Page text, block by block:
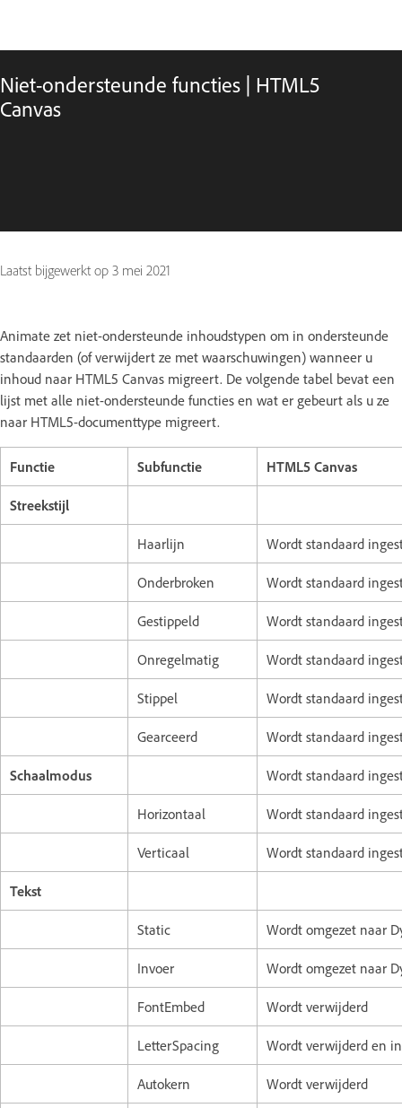
Niet-ondersteunde functies | HTML5
Canvas
Laatst bijgewerkt op 3 mei 2021
Animate zet niet-ondersteunde inhoudstypen om in ondersteunde
standaarden (of verwijdert ze met waarschuwingen) wanneer u
inhoud naar HTML5 Canvas migreert. De volgende tabel bevat een
lijst met alle niet-ondersteunde functies en wat er gebeurt als u ze
naar HTML5-documenttype migreert.
Functie Subfunctie HTML5 Canvas
Streekstijl
Haarlijn Wordt standaard
Onderbroken Wordt standaard
Gestippeld Wordt standaard
Onregelmatig Wordt standaard
Stippel Wordt standaard
Gearceerd Wordt standaard
Schaalmodus Wordt standaard
Horizontaal Wordt standaard
Verticaal Wordt standaard
Tekst
Static Wordt omgezet naar
Invoer Wordt omgezet naar
FontEmbed Wordt verwijderd
LetterSpacing Wordt verwijderd en
Autokern Wordt verwijderd